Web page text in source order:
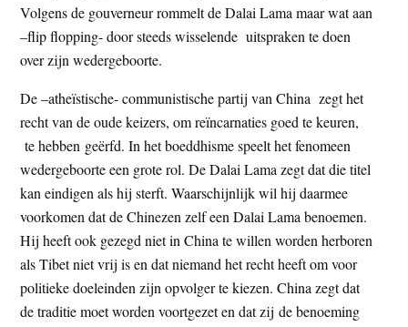
t
e
Volgens de gouverneur rommelt de Dalai Lama maar wat aan
–flip flopping- door steeds wisselende uitspraken te doen
over zijn wedergeboorte.
De –atheïstische- communistische partij van China zegt het
recht van de oude keizers, om reïncarnaties goed te keuren,
te hebben geërfd. In het boeddhisme speelt het fenomeen
wedergeboorte een grote rol. De Dalai Lama zegt dat die titel
kan eindigen als hij sterft. Waarschijnlijk wil hij daarmee
voorkomen dat de Chinezen zelf een Dalai Lama benoemen.
Hij heeft ook gezegd niet in China te willen worden herboren
als Tibet niet vrij is en dat niemand het recht heeft om voor
politieke doeleinden zijn opvolger te kiezen. China zegt dat
de traditie moet worden voortgezet en dat zij de benoeming